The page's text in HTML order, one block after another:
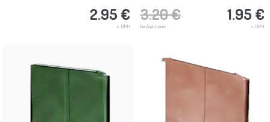
2.95 €
s DPH
3.20 €
bežná cena
1.95 €
s DPH